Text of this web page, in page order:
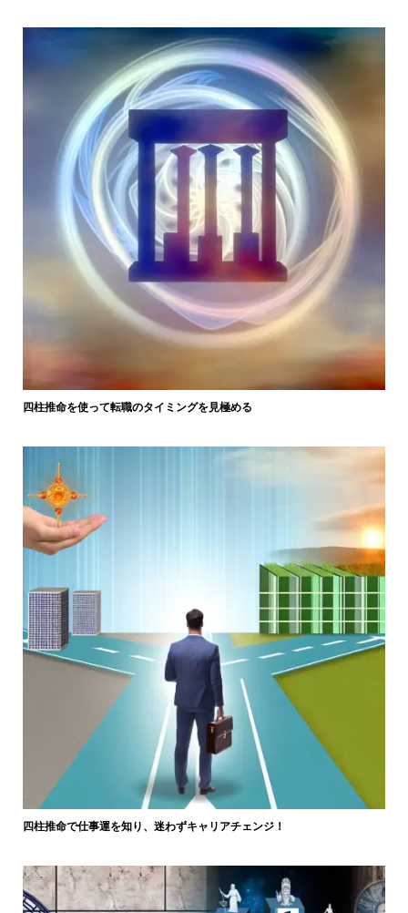
四柱推命を使って転職のタイミングを見極める
四柱推命で仕事運を知り、迷わずキャリアチェンジ！